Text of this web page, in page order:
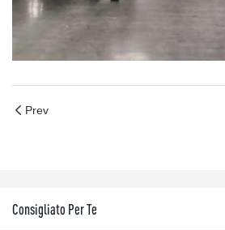
Prev
Consigliato Per Te